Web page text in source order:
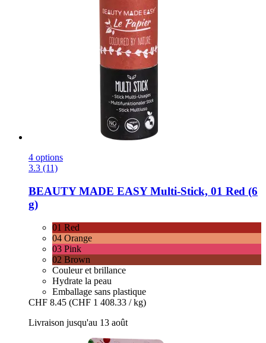
4 options
3.3 (11)
BEAUTY MADE EASYMulti-​Stick, 01 Red (6
g)
01 Red
04 Orange
03 Pink
02 Brown
Couleur et brillance
Hydrate la peau
Emballage sans plastique
CHF 8.45 (CHF 1 408.33 / kg)
Livraison jusqu'au 13 août